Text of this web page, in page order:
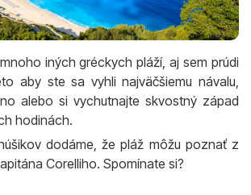
iných gréckych pláží, aj sem prúdi
aby ste sa vyhli najväčšiemu návalu,
alebo si vychutnajte skvostný západ
hodinách.
dodáme, že pláž môžu poznať z
Corelliho. Spomínate si?